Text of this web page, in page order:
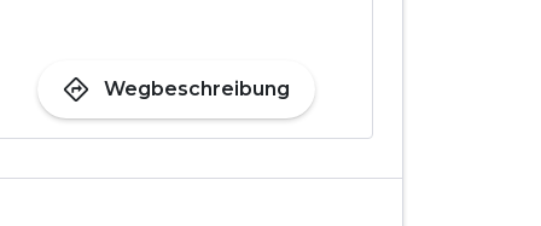
directions Wegbeschreibung